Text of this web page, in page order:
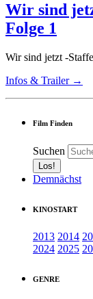
Wir sind
Folge 1
Wir sind jetzt -
Infos & Trailer →
Film Finden
Suchen
Demnächst
KINOSTART
2013 2014
2024 2025
GENRE